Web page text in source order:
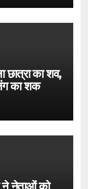
छात्रा का शव,
का शक